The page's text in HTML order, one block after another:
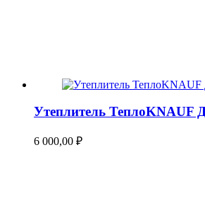
Утеплитель ТеплоKNAUF
6 000,00 ₽